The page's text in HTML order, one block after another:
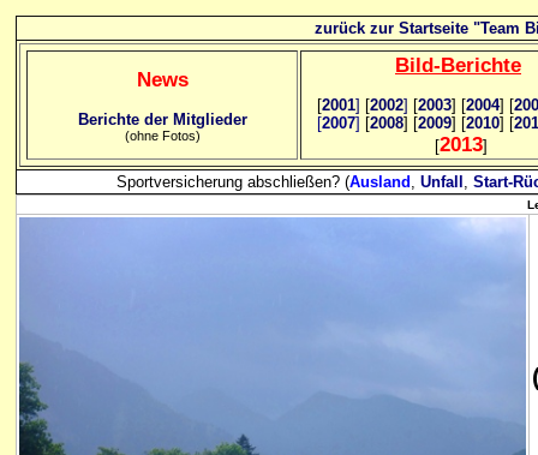
zurück zur Startseite "Team
News
Berichte der Mitglieder
(ohne Fotos)
Bild-Berichte
[2001] [2002] [2003] [2004] [
[2007] [2008] [2009] [2010] [
[2013]
Sportversicherung abschließen? (Ausland , Unfall , Start-